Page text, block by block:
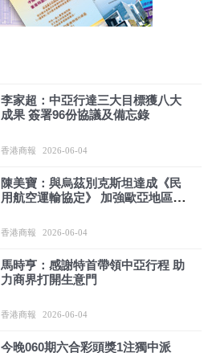
李家超：中亞行達三大目標獲八大
成果 簽署96份協議及備忘錄
香港商報 2026-06-04
陳美寶：與烏茲別克斯坦達成《民
用航空運輸協定》 加強歐亞地區互
香港商報 2026-06-04
馬時亨：感謝特首帶領中亞行程 助
力商界打開生意門
香港商報 2026-06-04
今晚060期六合彩頭獎1注獨中派